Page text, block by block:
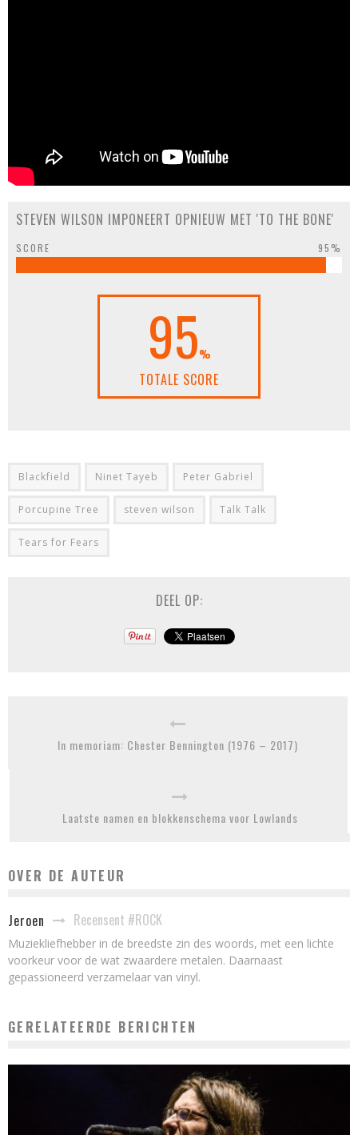
STEVEN WILSON IMPONEERT OPNIEUW MET 'TO THE BONE'
SCORE 95%
95%
TOTALE SCORE
Blackfield Ninet Tayeb Peter Gabriel
Porcupine Tree steven wilson Talk Talk
Tears for Fears
DEEL OP:
In memoriam: Chester Bennington (1976 – 2017)
Laatste namen en blokkenschema voor Lowlands
OVER DE AUTEUR
Jeroen Recensent #ROCK
Muziekliefhebber in de breedste zin des woords, met een lichte
voorkeur voor de wat zwaardere metalen. Daarnaast
gepassioneerd verzamelaar van vinyl.
GERELATEERDE BERICHTEN